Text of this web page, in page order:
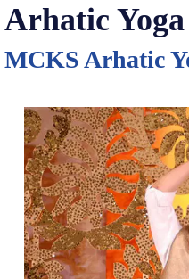
Arhatic Yoga
MCKS Arhatic